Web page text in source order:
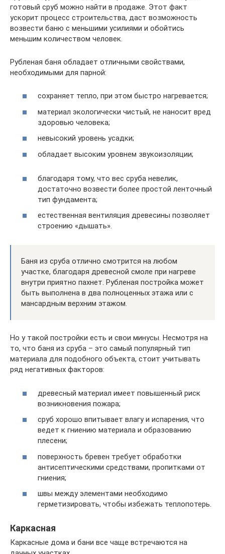
готовый сруб можно найти в продаже. Этот факт
ускорит процесс строительства, даст возможность
возвести баню с меньшими усилиями и обойтись
меньшим количеством человек.
Рубленая баня обладает отличными свойствами,
необходимыми для парной:
сохраняет тепло, при этом быстро нагревается;
материал экологически чистый, не наносит вред
здоровью человека;
невысокий уровень усадки;
обладает высоким уровнем звукоизоляции;
благодаря тому, что вес сруба невелик,
достаточно возвести более простой ленточный
тип фундамента;
естественная вентиляция древесины позволяет
строению «дышать».
Баня из сруба отлично смотрится на любом
участке, благодаря древесной смоле при нагреве
внутри приятно пахнет. Рубленая постройка может
быть выполнена в два полноценных этажа или с
мансардным верхним этажом.
Но у такой постройки есть и свои минусы. Несмотря на
то, что баня из сруба – это самый популярный тип
материала для подобного объекта, стоит учитывать
ряд негативных факторов:
древесный материал имеет повышенный риск
возникновения пожара;
сруб хорошо впитывает влагу и испарения, что
ведет к гниению материала и образованию
плесени;
поверхность бревен требует обработки
антисептическими средствами, пропитками от
гниения;
швы между элементами необходимо
герметизировать, чтобы избежать теплопотерь.
Каркасная
Каркасные дома и бани все чаще встречаются на